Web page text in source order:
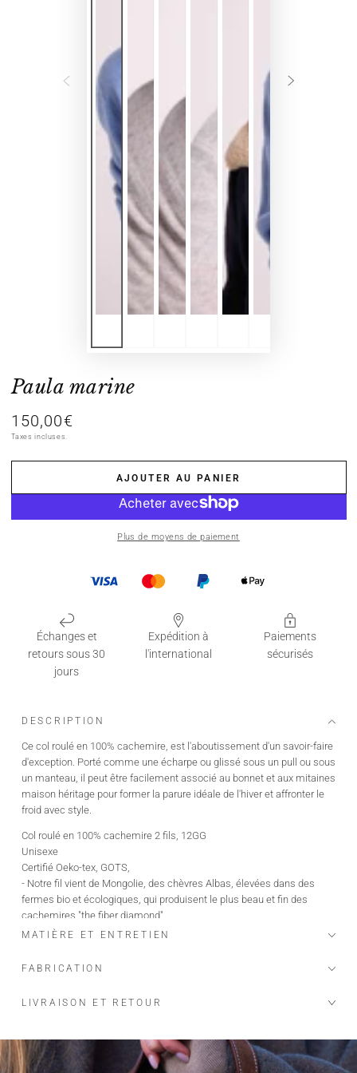
Paula marine
Prix
normal
150,00€
Taxes incluses.
AJOUTER AU PANIER
Plus de moyens de paiement
Échanges et
retours sous 30
jours
Expédition à
l'international
Paiements
sécurisés
DESCRIPTION
Ce col roulé en 100% cachemire, est l'aboutissement d'un savoir-faire
d'exception. Porté comme une écharpe ou glissé sous un pull ou sous
un manteau, il peut être facilement associé au bonnet et aux mitaines
maison héritage pour former la parure idéale de l'hiver et affronter le
froid avec style.
Col roulé en 100% cachemire 2 fils, 12GG
Unisexe
Certifié Oeko-tex, GOTS,
- Notre fil vient de Mongolie, des chèvres Albas, élevées dans des
fermes bio et écologiques, qui produisent le plus beau et fin des
cachemires "the fiber diamond"
Maison Héritage s'engage…
OEKO-TEX, premier label textile garantissant l'absence de substance
GOTS, garantissant:
Le respect de l'environnement et des conditions de travail
La préservation des ressources et matières premières pour produire
les textiles
MATIÈRE ET ENTRETIEN
FABRICATION
LIVRAISON ET RETOUR